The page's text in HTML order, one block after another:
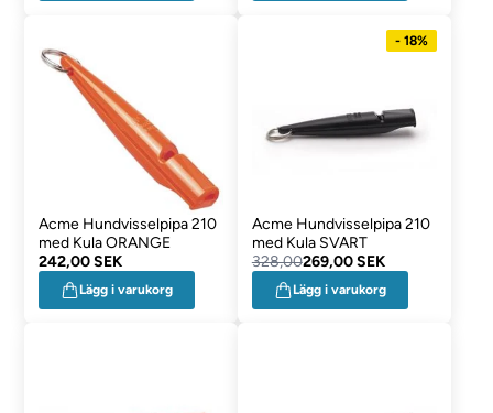
Acme Hundvisselpipa 210
med Kula ORANGE
242,00 SEK
Lägg i varukorg
- 18%
Acme Hundvisselpipa 210
med Kula SVART
328,00269,00 SEK
Lägg i varukorg